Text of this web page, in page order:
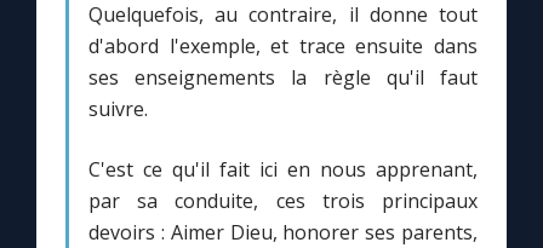
Me consacrer à Jésus par Marie
Une Minute avec Marie
Quelquefois, au contraire, il donne tout
d'abord l'exemple, et trace ensuite dans
ses enseignements la règle qu'il faut
suivre.
C'est ce qu'il fait ici en nous apprenant,
par sa conduite, ces trois principaux
devoirs : Aimer Dieu, honorer ses parents,